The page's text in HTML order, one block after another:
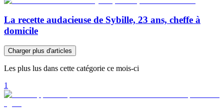
La recette audacieuse de Sybille, 23 ans, cheffe à
domicile
Charger plus d'articles
Les plus lus dans cette catégorie ce mois-ci
1